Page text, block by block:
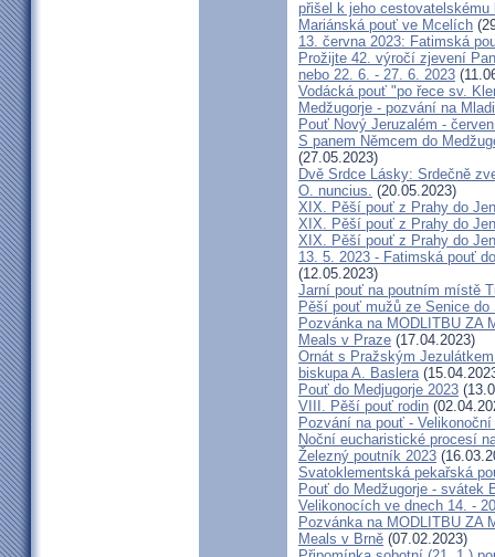
přišel k jeho cestovatelskému
Mariánská pouť ve Mcelích
13. června 2023: Fatimská
Prožijte 42. výročí zjevení
nebo 22. 6. - 27. 6. 2023
Vodácká pouť "po řece sv.
Medžugorje - pozvání na
Pouť Nový Jeruzalém -
S panem Němcem do
(27.05.2023)
Dvě Srdce Lásky: Srdečně
O. nuncius. (20.05.2023)
XIX. Pěší pouť z Prahy do
XIX. Pěší pouť z Prahy do
XIX. Pěší pouť z Prahy do
13. 5. 2023 - Fatimská pouť
(12.05.2023)
Jarní pouť na poutním místě
Pěší pouť mužů ze Senice do
Pozvánka na MODLITBU ZA
Meals v Praze (17.04.2023)
Ornát s Pražským
biskupa A. Baslera
Pouť do Medjugorje 2023
VIII. Pěší pouť rodin
Pozvání na pouť -
Noční eucharistické procesí
Železný poutník 2023
Svatoklementská pekařská
Pouť do Medžugorje - svátek
Velikonocích ve dnech 14. -
Pozvánka na MODLITBU ZA
Meals v Brně (07.02.2023)